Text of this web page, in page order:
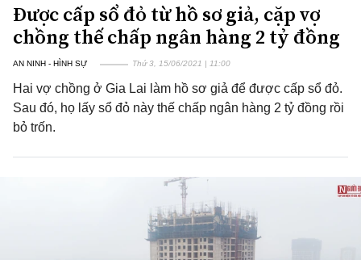
Được cấp sổ đỏ từ hồ sơ giả, cặp vợ
chồng thế chấp ngân hàng 2 tỷ đồng
AN NINH - HÌNH SỰ Thứ 3, 15/06/2021 | 11:00
Hai vợ chồng ở Gia Lai làm hồ sơ giả để được cấp sổ đỏ.
Sau đó, họ lấy sổ đỏ này thế chấp ngân hàng 2 tỷ đồng rồi
bỏ trốn.